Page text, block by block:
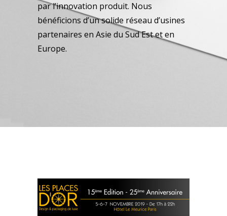
par l’innovation produit. Nous
bénéficions d’un solide réseau d’usines
partenaires en Asie du Sud Est et en
Europe.